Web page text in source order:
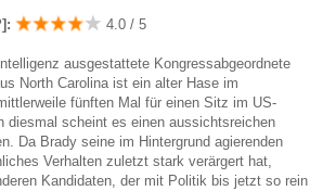
: 4.0 / 5
ausgestattete Kongressabgeordnete
North Carolina ist ein alter Hase im
fünften Mal für einen Sitz im US-
diesmal scheint es einen aussichtsreichen
Da Brady seine im Hintergrund agierenden
Verhalten zuletzt stark verärgert hat,
Kandidaten, der mit Politik bis jetzt so rein